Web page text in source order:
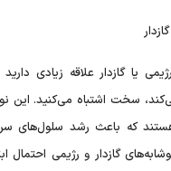
یا گازدار علاقه زیادی
سخت اشتباه می‌کنید. این
که باعث رشد سلول‌های
گازدار و رژیمی احتمال